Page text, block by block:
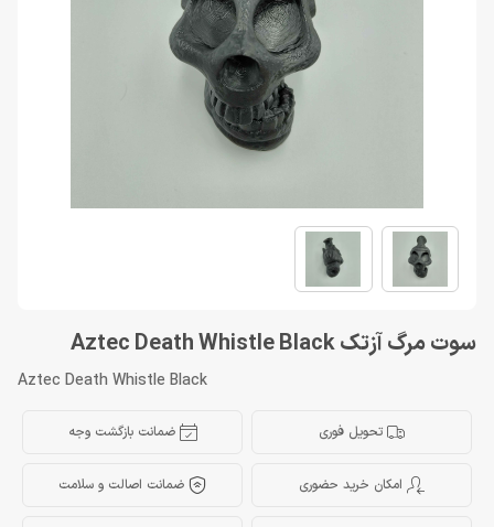
سوت مرگ آزتک Aztec Death Whistle Black
Aztec Death Whistle Black
تحویل فوری ضمانت بازگشت وجه
امکان خرید حضوری ضمانت اصالت و سلامت